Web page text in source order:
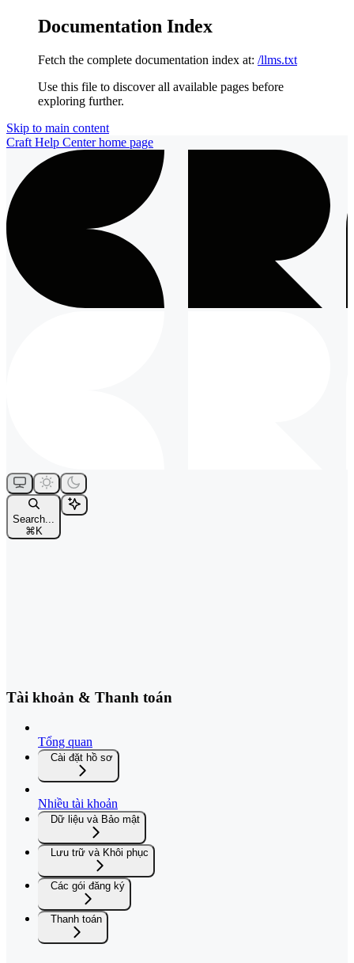
Documentation Index
Fetch the complete documentation index at: /llms.txt
Use this file to discover all available pages before
exploring further.
Skip to main content
Craft Help Centerhome page
Search...
⌘ K
Tài khoản & Thanh toán
Tổng quan
Cài đặt hồ sơ
Nhiều tài khoản
Dữ liệu và Bảo mật
Lưu trữ và Khôi phục
Các gói đăng ký
Thanh toán